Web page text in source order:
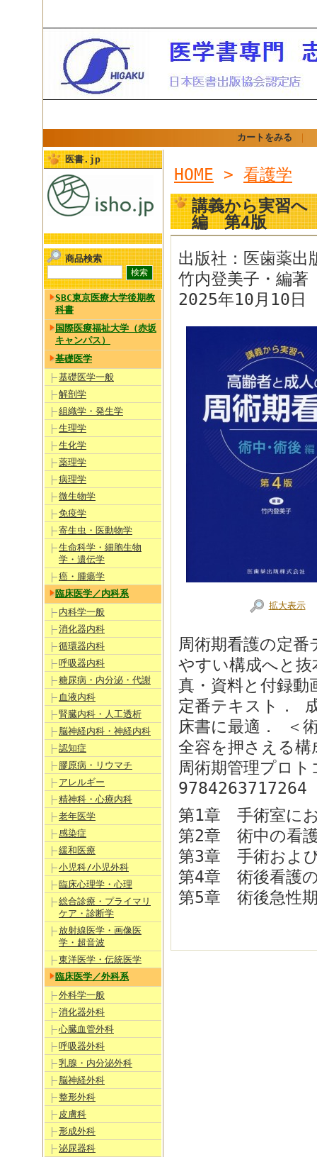
カートをみる
医書.jp
商品検索
SBC東京医療大学後期教
科書
国際医療福祉大学（赤坂
キャンパス）
基礎医学
基礎医学一般
解剖学
組織学・発生学
生理学
生化学
薬理学
病理学
微生物学
免疫学
寄生虫・医動物学
生命科学・細胞生物
学・遺伝学
癌・腫瘍学
臨床医学／内科系
内科学一般
消化器内科
循環器内科
呼吸器内科
糖尿病・内分泌・代謝
血液内科
腎臓内科・人工透析
脳神経内科・神経内科
認知症
膠原病・リウマチ
アレルギー
精神科・心療内科
老年医学
感染症
緩和医療
小児科/小児外科
臨床心理学・心理
総合診療・プライマリ
ケア・診断学
放射線医学・画像医
学・超音波
東洋医学・伝統医学
臨床医学／外科系
外科学一般
消化器外科
心臓血管外科
呼吸器外科
乳腺・内分泌外科
脳神経外科
整形外科
皮膚科
形成外科
泌尿器科
HOME > 看護学
講義から実習
編 第4版
出版社：医歯薬出
竹内登美子・編著
2025年10月10日
拡大表示
周術期看護の定
やすい構成へと
真・資料と付録動
定番テキスト．
床書に最適． ＜
全容を押さえる
周術期管理プロ
9784263717264
第1章 手術室に
第2章 術中の看
第3章 手術およ
第4章 術後看護
第5章 術後急性